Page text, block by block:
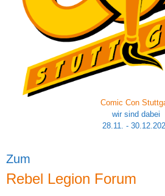
Comic Con
wir sind dabei
28.11. -
Zum
Rebel Legion Forum